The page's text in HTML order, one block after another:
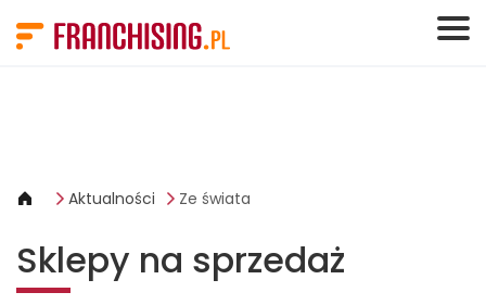
Aktualności Ze świata
Sklepy na sprzedaż